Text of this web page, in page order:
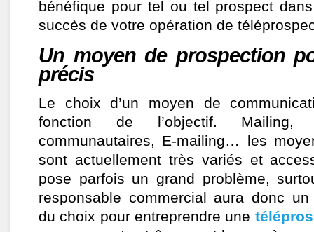
bénéfique pour tel ou tel prospect
succès de votre opération de
Un moyen de prospection
précis
Le choix d’un moyen de
fonction de l’objectif. Mailing,
communautaires, E-mailing… les
sont actuellement très variés et
pose parfois un grand problème,
responsable commercial aura donc
du choix pour entreprendre une